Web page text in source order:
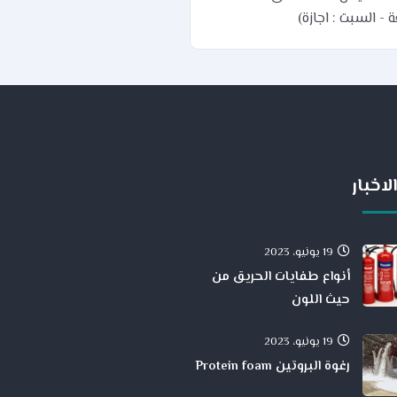
- السبت : اجازة)
19 يونيو، 2023
أنواع طفايات الحريق من
حيث اللون
19 يونيو، 2023
رغوة البروتين Protein foam